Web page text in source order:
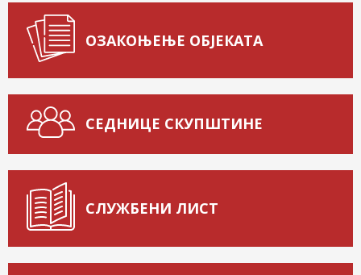
ОЗАКОЊЕЊЕ ОБЈЕКАТА
СЕДНИЦЕ СКУПШТИНЕ
СЛУЖБЕНИ ЛИСТ